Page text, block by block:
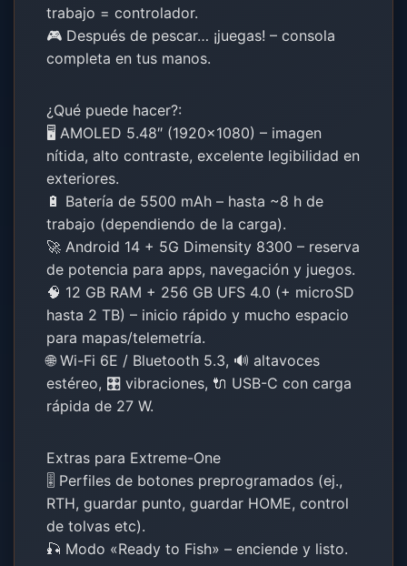
trabajo = controlador.
🎮 Después de pescar… ¡juegas! – consola
completa en tus manos.
¿Qué puede hacer?:
🖥️ AMOLED 5.48″ (1920×1080) – imagen
nítida, alto contraste, excelente legibilidad en
exteriores.
🔋 Batería de 5500 mAh – hasta ~8 h de
trabajo (dependiendo de la carga).
🚀 Android 14 + 5G Dimensity 8300 – reserva
de potencia para apps, navegación y juegos.
🧠 12 GB RAM + 256 GB UFS 4.0 (+ microSD
hasta 2 TB) – inicio rápido y mucho espacio
para mapas/telemetría.
🌐 Wi-Fi 6E / Bluetooth 5.3, 🔊 altavoces
estéreo, 🎛️ vibraciones, 🔌 USB-C con carga
rápida de 27 W.
Extras para Extreme-One
🎚️ Perfiles de botones preprogramados (ej.,
RTH, guardar punto, guardar HOME, control
de tolvas etc).
🎣 Modo «Ready to Fish» – enciende y listo.